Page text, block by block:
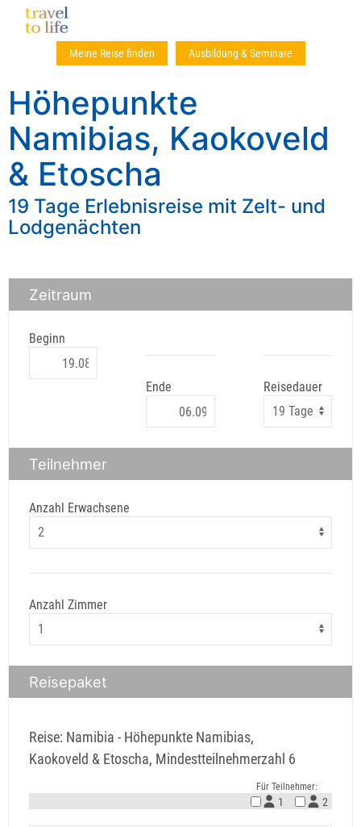
Meine Reise finden Ausbildung & Seminare
Höhepunkte
Namibias, Kaokoveld
& Etoscha
19 Tage Erlebnisreise mit Zelt- und
Lodgenächten
Zeitraum
Beginn
Ende Reisedauer
Teilnehmer
Anzahl Erwachsene
Anzahl Zimmer
Reisepaket
Reise: Namibia - Höhepunkte Namibias,
Kaokoveld & Etoscha, Mindestteilnehmerzahl 6
Für Teilnehmer:
1 2